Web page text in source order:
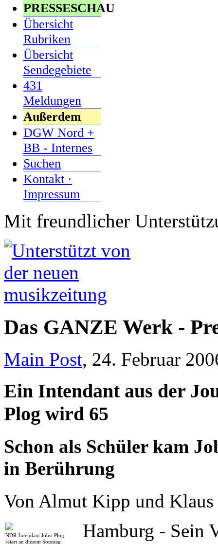
PRESSESCHAU
Übersicht
Rubriken
Übersicht
Sendegebiete
431
Meldungen
Außerdem
DGW Nord +
BB - Internes
Suchen
Kontakt ·
Impressum
Mit freundlicher
Das GANZE Werk -
Main Post, 24. Februar
Ein Intendant aus der
Plog wird 65
Schon als Schüler kam
in Berührung
Von Almut Kipp und
NDR-Intendant Jobst Plog
feiert an diesem Sonntag
Hamburg - Sein